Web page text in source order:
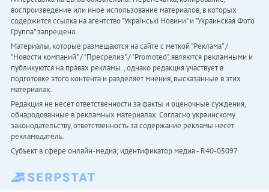
воспроизведение или иное использование материалов, в которых
содержится ссылка на агентство "Українськi Новини" и "Украинская Фото
Группа" запрещено.
Материалы, которые размещаются на сайте с меткой "Реклама" /
"Новости компаний" / "Пресрелиз" / "Promoted", являются рекламными и
публикуются на правах рекламы. , однако редакция участвует в
подготовке этого контента и разделяет мнения, высказанные в этих
материалах.
Редакция не несет ответственности за факты и оценочные суждения,
обнародованные в рекламных материалах. Согласно украинскому
законодательству, ответственность за содержание рекламы несет
рекламодатель.
Субъект в сфере онлайн-медиа; идентификатор медиа - R40-05097